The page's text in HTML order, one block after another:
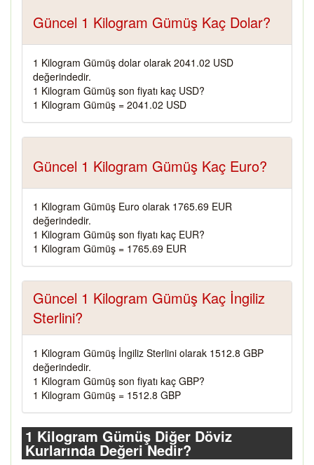
Güncel 1 Kilogram Gümüş Kaç Dolar?
1 Kilogram Gümüş dolar olarak 2041.02 USD
değerindedir.
1 Kilogram Gümüş son fiyatı kaç USD?
1 Kilogram Gümüş = 2041.02 USD
Güncel 1 Kilogram Gümüş Kaç Euro?
1 Kilogram Gümüş Euro olarak 1765.69 EUR
değerindedir.
1 Kilogram Gümüş son fiyatı kaç EUR?
1 Kilogram Gümüş = 1765.69 EUR
Güncel 1 Kilogram Gümüş Kaç İngiliz
Sterlini?
1 Kilogram Gümüş İngiliz Sterlini olarak 1512.8 GBP
değerindedir.
1 Kilogram Gümüş son fiyatı kaç GBP?
1 Kilogram Gümüş = 1512.8 GBP
1 Kilogram Gümüş Diğer Döviz
Kurlarında Değeri Nedir?